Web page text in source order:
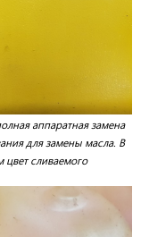
аппаратная замена
для замены масла. В
цвет сливаемого